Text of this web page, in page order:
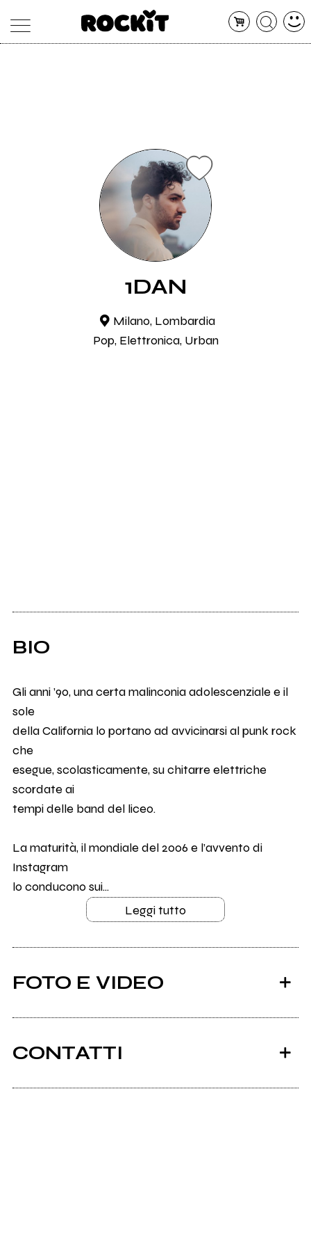
1DAN
Milano, Lombardia
Pop, Elettronica, Urban
BIO
Gli anni ’90, una certa malinconia adolescenziale e il
sole
della California lo portano ad avvicinarsi al punk rock
che
esegue, scolasticamente, su chitarre elettriche
scordate ai
tempi delle band del liceo.
La maturità, il mondiale del 2006 e l’avvento di
Instagram
lo conducono sui...
Leggi tutto
FOTO E VIDEO
CONTATTI